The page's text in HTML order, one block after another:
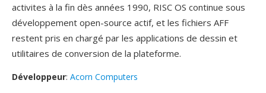
activites à la fin dès années 1990, RISC OS continue sous
développement open-source actif, et les fichiers AFF
restent pris en chargé par les applications de dessin et
utilitaires de conversion de la plateforme.
Développeur: Acorn Computers